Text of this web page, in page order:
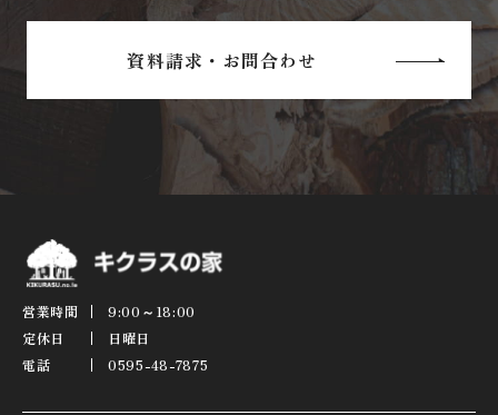
資料請求・お問合わせ
営業時間
9:00～18:00
定休日
日曜日
電話
0595-48-7875